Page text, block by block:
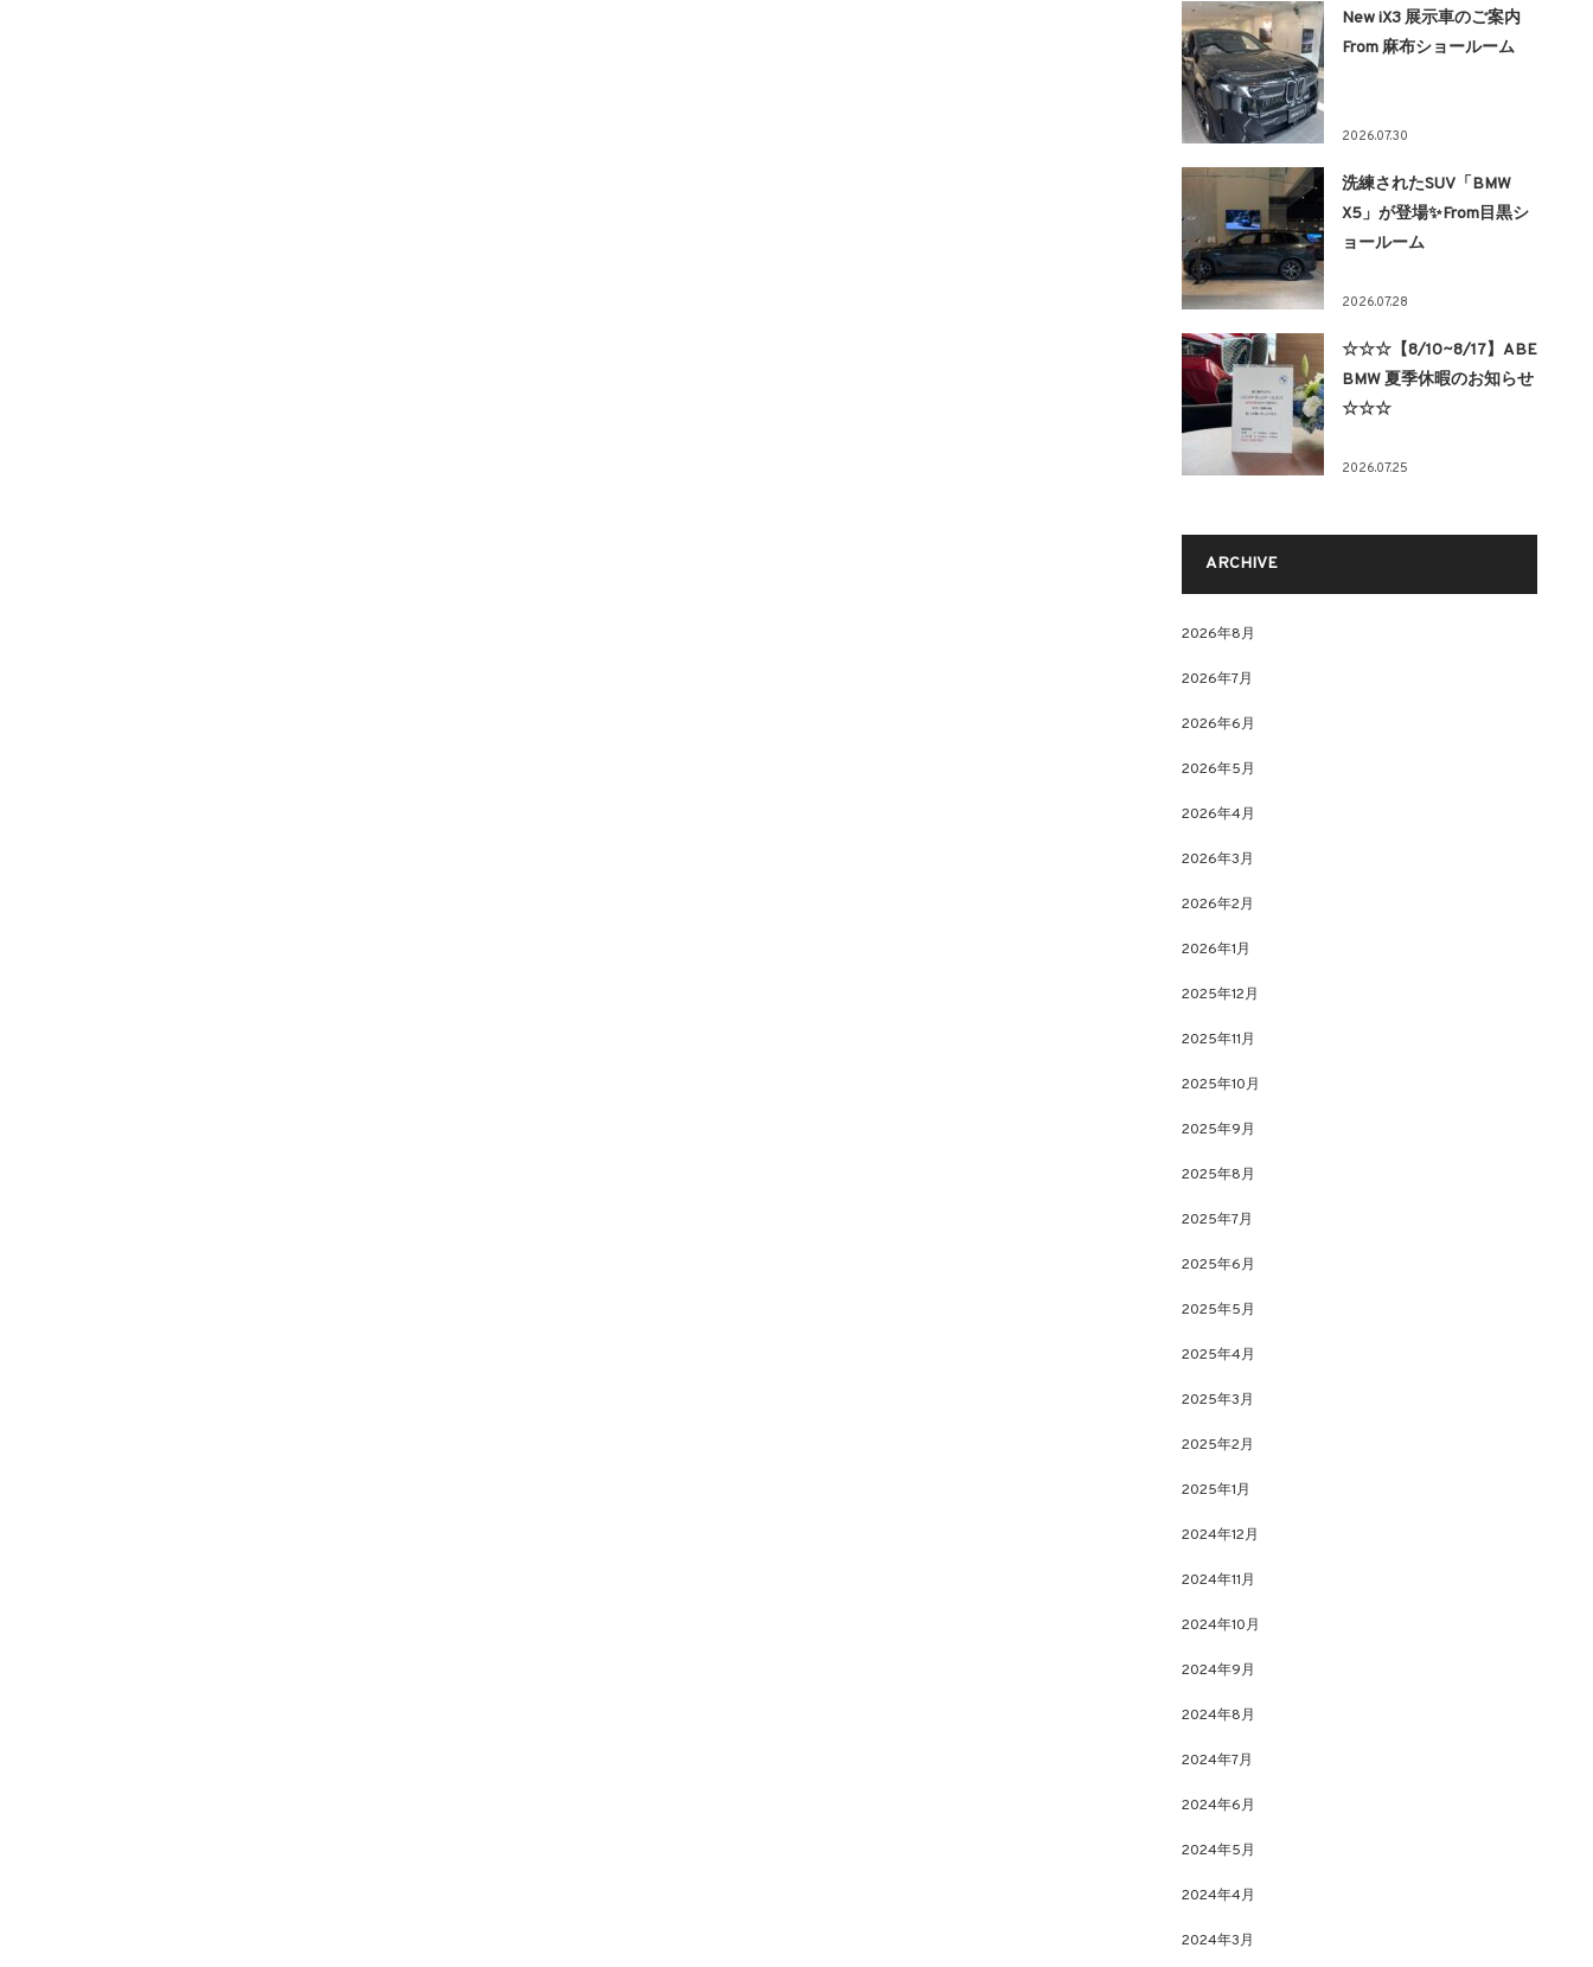
New iX3 展示車のご案内
From 麻布ショールーム
2026.07.30
洗練されたSUV「BMW
X5」が登場✨From目黒シ
ョールーム
2026.07.28
☆☆☆【8/10~8/17】ABE
BMW 夏季休暇のお知らせ
☆☆☆
2026.07.25
ARCHIVE
2026年8月
2026年7月
2026年6月
2026年5月
2026年4月
2026年3月
2026年2月
2026年1月
2025年12月
2025年11月
2025年10月
2025年9月
2025年8月
2025年7月
2025年6月
2025年5月
2025年4月
2025年3月
2025年2月
2025年1月
2024年12月
2024年11月
2024年10月
2024年9月
2024年8月
2024年7月
2024年6月
2024年5月
2024年4月
2024年3月